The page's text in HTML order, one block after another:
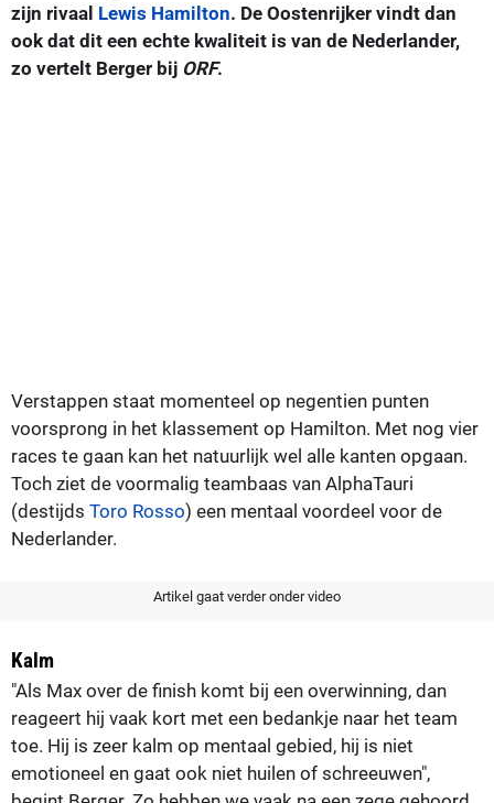
zijn rivaal Lewis Hamilton. De Oostenrijker vindt dan
ook dat dit een echte kwaliteit is van de Nederlander,
zo vertelt Berger bij ORF.
Verstappen staat momenteel op negentien punten
voorsprong in het klassement op Hamilton. Met nog vier
races te gaan kan het natuurlijk wel alle kanten opgaan.
Toch ziet de voormalig teambaas van AlphaTauri
(destijds Toro Rosso) een mentaal voordeel voor de
Nederlander.
Artikel gaat verder onder video
Kalm
"Als Max over de finish komt bij een overwinning, dan
reageert hij vaak kort met een bedankje naar het team
toe. Hij is zeer kalm op mentaal gebied, hij is niet
emotioneel en gaat ook niet huilen of schreeuwen",